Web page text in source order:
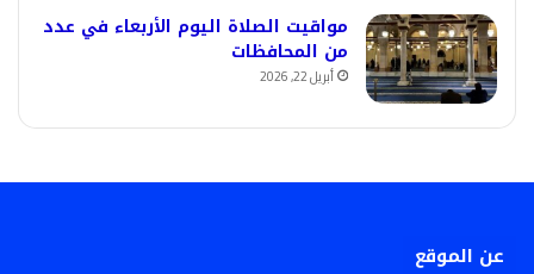
مواقيت الصلاة اليوم الأربعاء في عدد
من المحافظات
أبريل 22, 2026
عن الموقع